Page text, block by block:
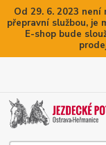
Od 29. 6. 2023
přepravní službou, je
E-shop bude